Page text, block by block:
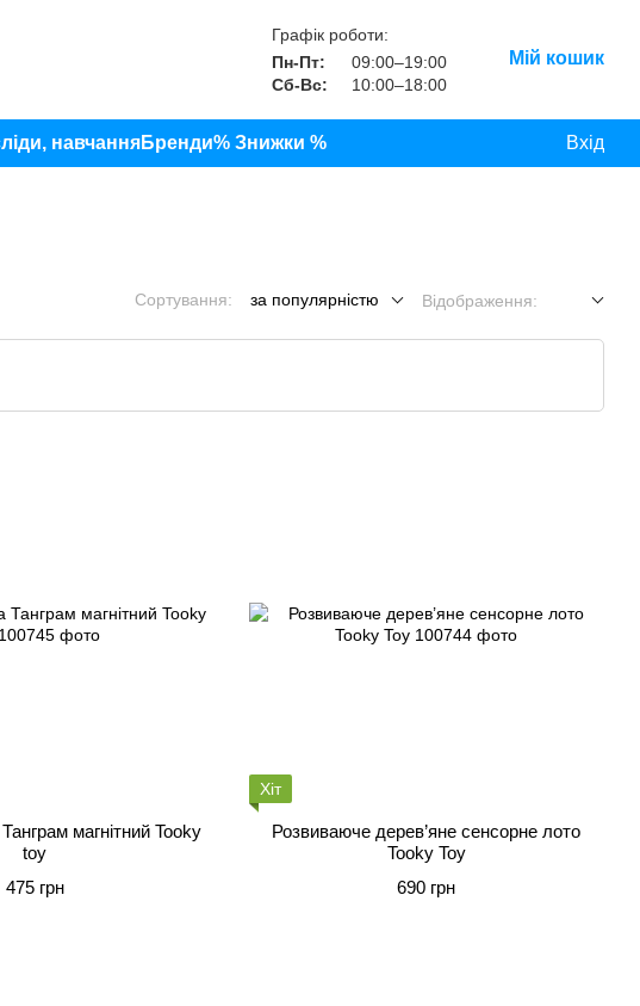
Графік роботи:
Пн-Пт:
09:00–19:00
Сб-Вс:
10:00–18:00
Мій кошик
навчанняБренди% Знижки % Вхід
Сортування: за популярністю Відображення:
магнітний Tooky
toy
475 грн
Хіт
Розвиваюче дерев’яне сенсорне лото
Tooky Toy
690 грн